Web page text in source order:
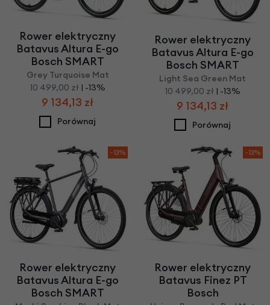
Rower elektryczny
Batavus Altura E-go
Bosch SMART
Grey Turquoise Mat
10 499,00 zł | -13%
9 134,13 zł
Porównaj
Rower elektryczny
Batavus Altura E-go
Bosch SMART
Light Sea Green Mat
10 499,00 zł | -13%
9 134,13 zł
Porównaj
-13%
Rower elektryczny
Batavus Altura E-go
Bosch SMART
-13%
Rower elektryczny
Batavus Finez PT
Bosch